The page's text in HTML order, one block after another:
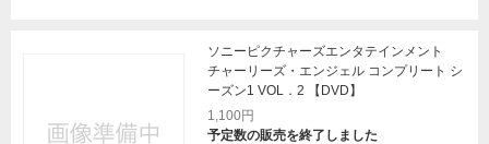
ソニーピクチャーズエンタテインメント
チャーリーズ・エンジェル コンプリート シ
ーズン1 VOL．2 【DVD】
1,100円
予定数の販売を終了しました